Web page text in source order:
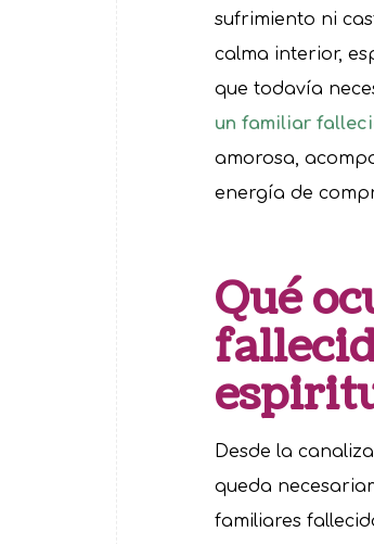
sufrimiento ni
calma interior,
que todavía
un familiar
amorosa,
energía de
Qué
Desde la
queda
familiares